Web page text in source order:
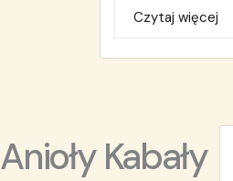
Czytaj więcej
Anioły Kabały